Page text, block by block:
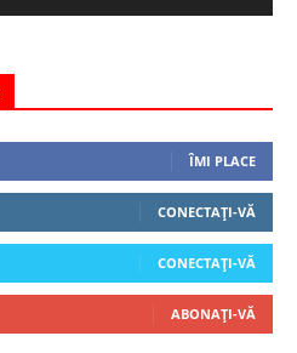
ÎMI PLACE
CONECTAȚI-VĂ
CONECTAȚI-VĂ
ABONAȚI-VĂ